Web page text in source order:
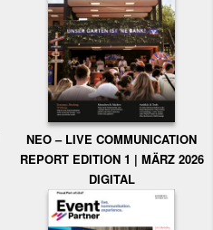
NEO – LIVE COMMUNICATION
REPORT EDITION 1 | MÄRZ 2026
DIGITAL